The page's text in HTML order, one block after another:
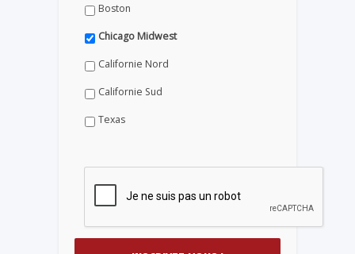
Boston
Chicago Midwest
Californie Nord
Californie Sud
Texas